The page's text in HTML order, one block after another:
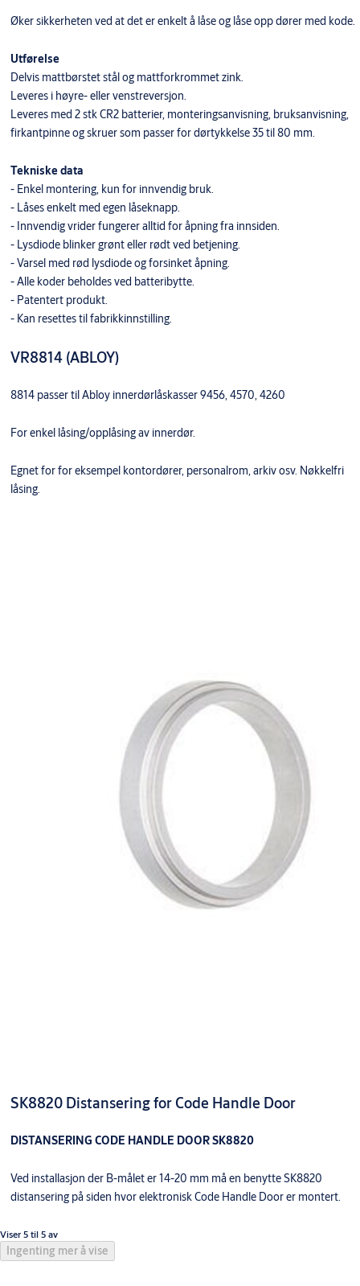
Øker sikkerheten ved at det er enkelt å låse og låse opp dører med kode.
Utførelse
Delvis mattbørstet stål og mattforkrommet zink.
Leveres i høyre- eller venstreversjon.
Leveres med 2 stk CR2 batterier, monteringsanvisning, bruksanvisning,
firkantpinne og skruer som passer for dørtykkelse 35 til 80 mm.
Tekniske data
- Enkel montering, kun for innvendig bruk.
- Låses enkelt med egen låseknapp.
- Innvendig vrider fungerer alltid for åpning fra innsiden.
- Lysdiode blinker grønt eller rødt ved betjening.
- Varsel med rød lysdiode og forsinket åpning.
- Alle koder beholdes ved batteribytte.
- Patentert produkt.
- Kan resettes til fabrikkinnstilling.
VR8814 (ABLOY)
8814 passer til Abloy innerdørlåskasser 9456, 4570, 4260
For enkel låsing/opplåsing av innerdør.
Egnet for for eksempel kontordører, personalrom, arkiv osv. Nøkkelfri
låsing.
SK8820 Distansering for Code Handle Door
DISTANSERING CODE HANDLE DOOR SK8820
Ved installasjon der B-målet er 14-20 mm må en benytte SK8820
distansering på siden hvor elektronisk Code Handle Door er montert.
Viser 5 til 5 av
Ingenting mer å vise